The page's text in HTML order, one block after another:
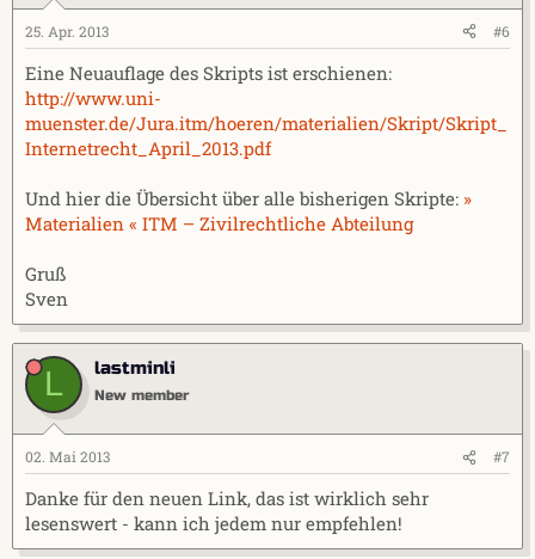
25. Apr. 2013 #6
Eine Neuauflage des Skripts ist erschienen:
http://www.uni-
muenster.de/Jura.itm/hoeren/materialien/Skript/Skript_
Internetrecht_April_2013.pdf
Und hier die Übersicht über alle bisherigen Skripte: »
Materialien « ITM – Zivilrechtliche Abteilung
Gruß
Sven
L lastminli
New member
02. Mai 2013 #7
Danke für den neuen Link, das ist wirklich sehr
lesenswert - kann ich jedem nur empfehlen!